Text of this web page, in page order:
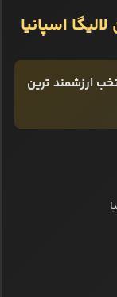
اسپانیا
ارزشمند ترین